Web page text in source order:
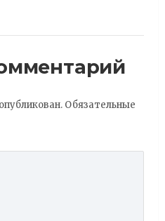
Обязательные